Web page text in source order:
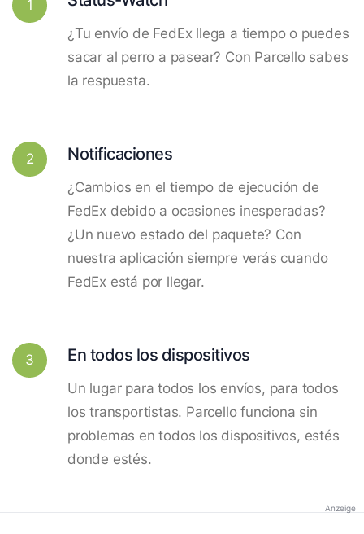
1
¿Tu envío de FedEx llega a tiempo o puedes
sacar al perro a pasear? Con Parcello sabes
la respuesta.
2 Notificaciones
¿Cambios en el tiempo de ejecución de
FedEx debido a ocasiones inesperadas?
¿Un nuevo estado del paquete? Con
nuestra aplicación siempre verás cuando
FedEx está por llegar.
3 En todos los dispositivos
Un lugar para todos los envíos, para todos
los transportistas. Parcello funciona sin
problemas en todos los dispositivos, estés
donde estés.
Anzeige